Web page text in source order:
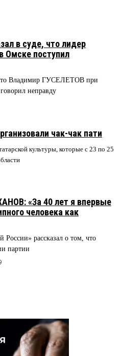
в суде, что лидер
Омске поступил
Владимир ГУСЕЛЕТОВ при
неправду
чак-чак пати
культуры, которые с 23 по 25
«За 40 лет я впервые
человека как
рассказал о том, что
партии